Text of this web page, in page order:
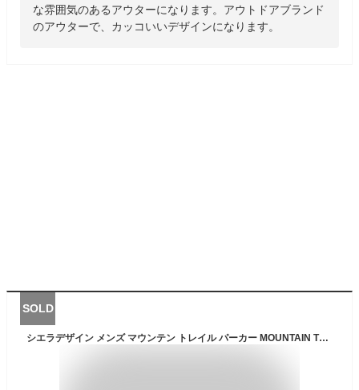
な雰囲気のあるアウターになります。アウトドアブランド
のアウターで、カッコいいデザインになります。
SOLD
シエラデザイン メンズ マウンテン トレイル パーカー MOUNTAIN TRAIL PARKA アウター トップス アウトドアウェア 長袖 フード付き 送料無料 SIERRA DESIGNS 6501